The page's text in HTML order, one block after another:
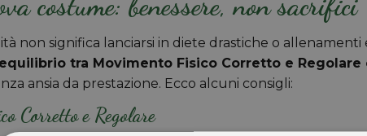
non significa lanciarsi in diete drastiche o
equilibrio tra Movimento Fisico Corretto e Regolare
ansia da prestazione. Ecco alcuni consigli:
Corretto e Regolare